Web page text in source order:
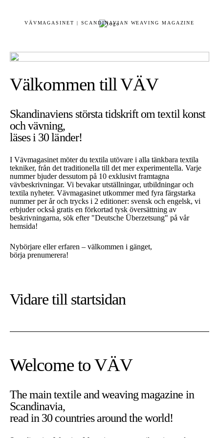
VÄVMAGASINET | SCANDINAVIAN WEAVING MAGAZINE
Välkommen till VÄV
Skandinaviens största tidskrift om textil konst
och vävning,
läses i 30 länder!
I Vävmagasinet möter du textila utövare i alla tänkbara textila
tekniker, från det traditionella till det mer experimentella. Varje
nummer bjuder dessutom på 10 exklusivt framtagna
vävbeskrivningar. Vi bevakar utställningar, utbildningar och
textila nyheter. Vävmagasinet utkommer med fyra färgstarka
nummer per år och trycks i 2 editioner: svensk och engelsk, vi
erbjuder också gratis en förkortad tysk översättning av
beskrivningarna, sök efter "Deutsche Überzetsung" på vår
hemsida!
Nybörjare eller erfaren – välkommen i gänget,
börja prenumerera!
Vidare till startsidan
Welcome to VÄV
The main textile and weaving magazine in
Scandinavia,
read in 30 countries around the world!
På denna sajt använder vi cookies. Cookies är nödvändiga för
att sajten ska fungera som tänkt.